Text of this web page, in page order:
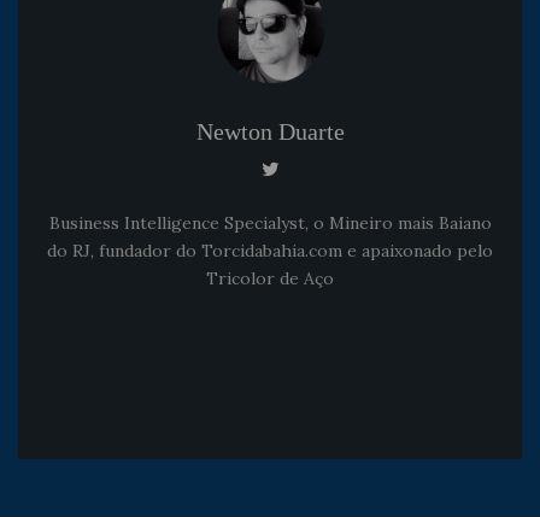
Newton Duarte
Business Intelligence Specialyst, o Mineiro mais Baiano
do RJ, fundador do Torcidabahia.com e apaixonado pelo
Tricolor de Aço